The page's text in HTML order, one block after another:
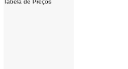
Tabela de Preços